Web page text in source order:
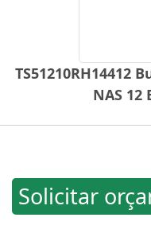
TS51210RH14412
NAS 12
Solicitar